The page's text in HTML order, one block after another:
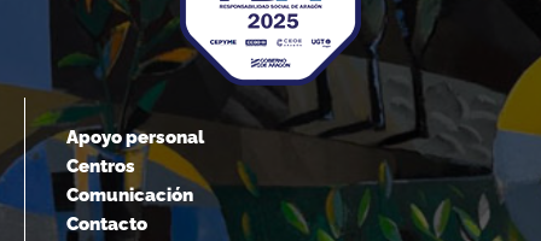
Apoyo personal
Centros
Comunicación
Contacto